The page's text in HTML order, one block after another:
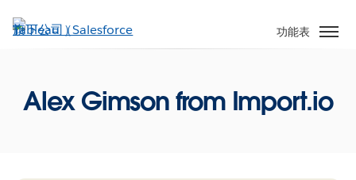
至
功能表
Alex Gimson from Import.io